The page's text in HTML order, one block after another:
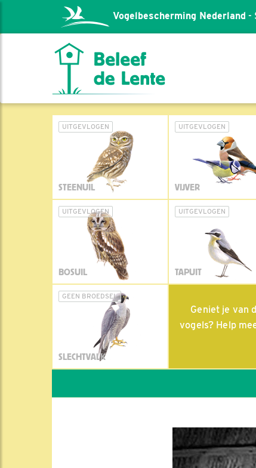
Vogelbescherming Nederland -
UITGEVLOGEN
STEENUIL
UITGEVLOGEN
VIJVER
UITGEVLOGEN
BOSUIL
UITGEVLOGEN
TAPUIT
GEEN BROEDSEL
SLECHTVALK
Geniet je van
vogels? Help